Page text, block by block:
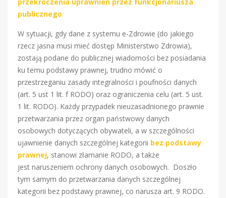
publicznego.
W sytuacji, gdy dane z systemu e-Zdrowie (do jakiego
rzecz jasna musi mieć dostęp Ministerstwo Zdrowia),
zostają podane do publicznej wiadomości bez posiadania
ku temu podstawy prawnej, trudno mówić o
przestrzeganiu zasady integralności i poufności danych
(art. 5 ust 1 lit. f RODO) oraz ograniczenia celu (art. 5 ust.
1 lit. RODO). Każdy przypadek nieuzasadnionego prawnie
przetwarzania przez organ państwowy danych
osobowych dotyczących obywateli, a w szczególności
ujawnienie danych szczególnej kategorii bez podstawy
prawnej, stanowi złamanie RODO, a także
jest naruszeniem ochrony danych osobowych. Doszło
tym samym do przetwarzania danych szczególnej
kategorii bez podstawy prawnej, co narusza art. 9 RODO.